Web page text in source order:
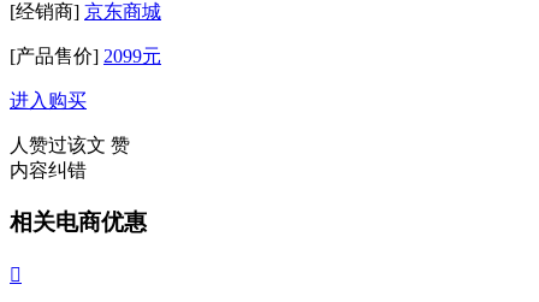
[经销商] 京东商城
[产品售价] 2099元
进入购买
人赞过该文 赞
内容纠错
相关电商优惠
